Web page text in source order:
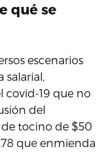
qué se
escenarios
salarial,
covid-19 que no
del
tocino de $50
que enmienda